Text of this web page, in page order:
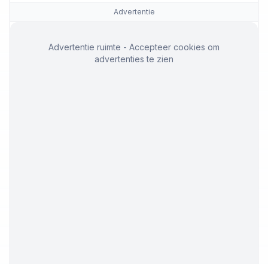
Advertentie
Advertentie ruimte - Accepteer cookies om
advertenties te zien